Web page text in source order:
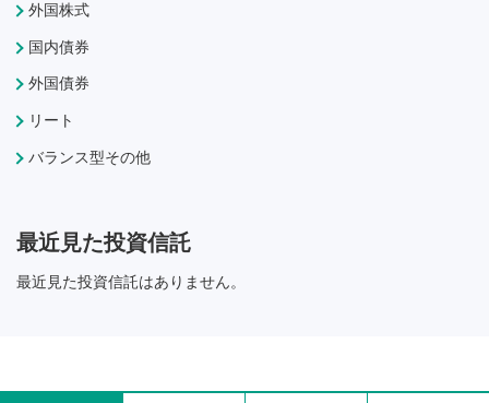
外国株式
国内債券
外国債券
リート
バランス型その他
最近見た投資信託
最近見た投資信託はありません。